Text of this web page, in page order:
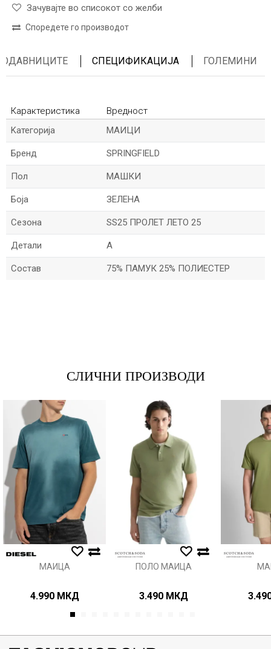
Зачувајте во списокот со желби
Споредете го производот
СПЕЦИФИКАЦИЈА ГОЛЕМИНИ
Карактеристика
Вредност
Kатегорија
МАИЦИ
Бренд SPRINGFIELD
Пол МАШКИ
Боја ЗЕЛЕНА
Сезона SS25 ПРОЛЕТ ЛЕТО 25
Детали A
Состав 75% ПАМУК 25% ПОЛИЕСТЕР
Порака
Анти спам заштита - пресметајте колку е 2 + 3 :
СЛИЧНИ ПРОИЗВОДИ
МАИЦА
4.990 МКД
ПОЛО МАИЦА
3.490 МКД
1